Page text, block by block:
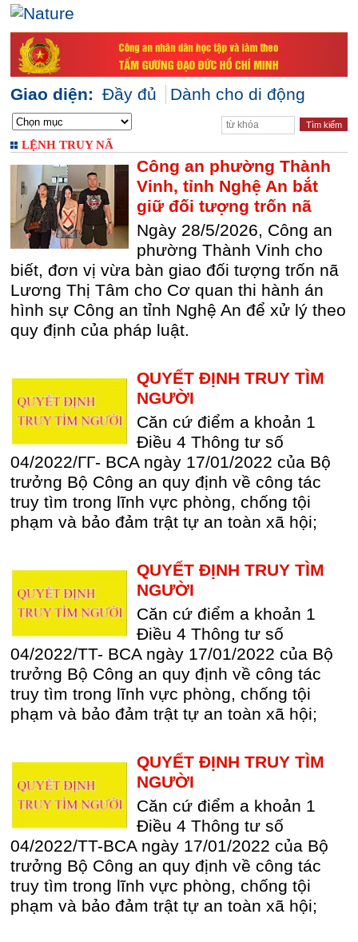
Giao diện: Đầy đủ Dành cho di động
LỆNH TRUY NÃ
Công an phường Thành
Vinh, tỉnh Nghệ An bắt
giữ đối tượng trốn nã
Ngày 28/5/2026, Công an
phường Thành Vinh cho
biết, đơn vị vừa bàn giao đối tượng trốn nã
Lương Thị Tâm cho Cơ quan thi hành án
hình sự Công an tỉnh Nghệ An để xử lý theo
quy định của pháp luật.
QUYẾT ĐỊNH TRUY TÌM
NGƯỜI
Căn cứ điểm a khoản 1
Điều 4 Thông tư số
04/2022/ГГ- BCA ngày 17/01/2022 của Bộ
trưởng Bộ Công an quy định về công tác
truy tìm trong lĩnh vực phòng, chống tội
phạm và bảo đảm trật tự an toàn xã hội;
QUYẾT ĐỊNH TRUY TÌM
NGƯỜI
Căn cứ điểm a khoản 1
Điều 4 Thông tư số
04/2022/TT- BCA ngày 17/01/2022 của Bộ
trưởng Bộ Công an quy định về công tác
truy tìm trong lĩnh vực phòng, chống tội
phạm và bảo đảm trật tự an toàn xã hội;
QUYẾT ĐỊNH TRUY TÌM
NGƯỜI
Căn cứ điểm a khoản 1
Điều 4 Thông tư số
04/2022/TT-BCA ngày 17/01/2022 của Bộ
trưởng Bộ Công an quy định về công tác
truy tìm trong lĩnh vực phòng, chống tội
phạm và bảo đảm trật tự an toàn xã hội;